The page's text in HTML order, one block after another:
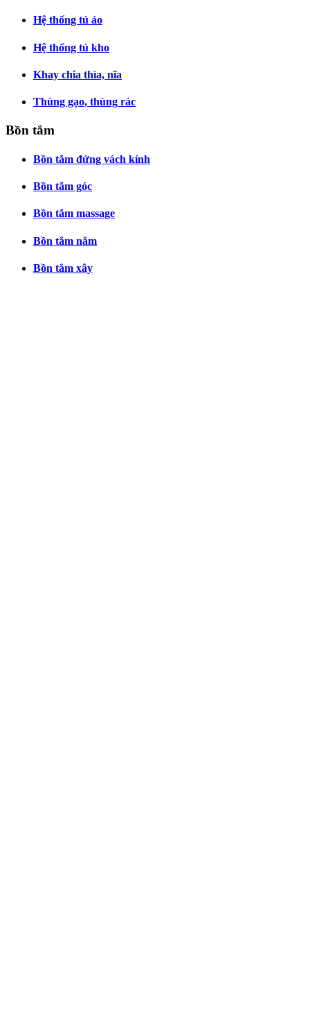
Hệ thống tủ áo
Hệ thống tủ kho
Khay chia thìa, nĩa
Thùng gạo, thùng rác
Bồn tắm
Bồn tắm đứng vách kính
Bồn tắm góc
Bồn tắm massage
Bồn tắm nằm
Bồn tắm xây